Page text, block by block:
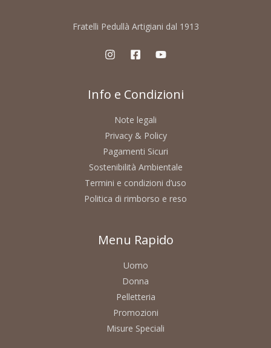
Fratelli Pedullà Artigiani dal 1913
Info e Condizioni
Note legali
Privacy & Policy
Pagamenti Sicuri
Sostenibilità Ambientale
Termini e condizioni d’uso
Politica di rimborso e reso
Menu Rapido
Uomo
Donna
Pelletteria
Promozioni
Misure Speciali